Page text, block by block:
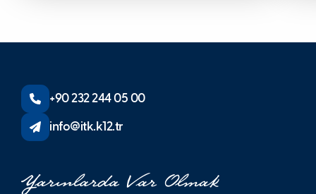
+90 232 244 05 00
info@itk.k12.tr